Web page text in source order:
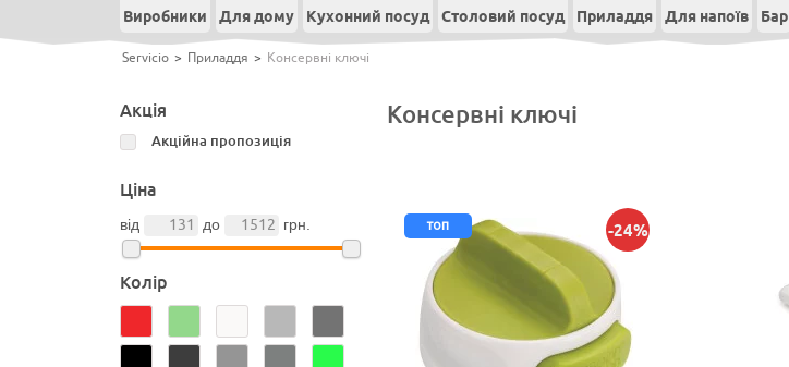
Виробники Для дому Кухонний посуд Столовий посуд Приладдя Для напоїв Бар
Servicio > Приладдя > Консервні ключі
Акція
Акційна пропозиція
Ціна
від до грн.
Колір
Консервні ключі
-24%
топ